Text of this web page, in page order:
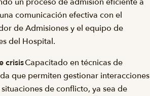
comunicación efectiva con el
de Admisiones y el equipo de
del Hospital.
crisisCapacitado en técnicas de
que permiten gestionar interacciones
de conflicto, ya sea de